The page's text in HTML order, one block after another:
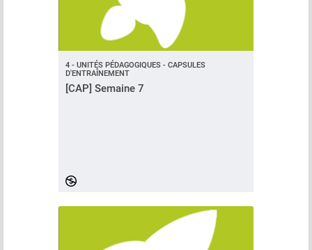
4 - UNITÉS PÉDAGOGIQUES - CAPSULES
D'ENTRAÎNEMENT
[CAP] Semaine 7